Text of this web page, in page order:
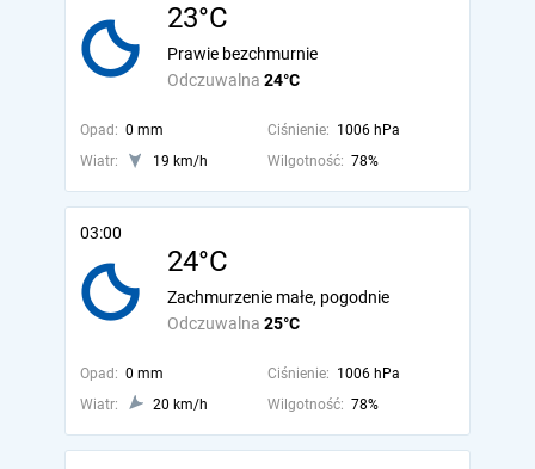
23°C
Odczuwalna 24°C
Prawie bezchmurnie
Opad: 0 mm Ciśnienie: 1006 hPa
Wiatr:
19 km/h Wilgotność: 78%
03:00
24°C
Odczuwalna 25°C
Zachmurzenie małe, pogodnie
Opad: 0 mm Ciśnienie: 1006 hPa
Wiatr:
20 km/h Wilgotność: 78%